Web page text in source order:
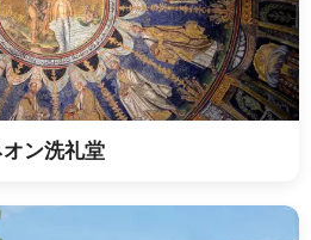
オン洗礼堂